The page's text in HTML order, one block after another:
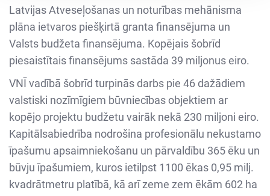
Latvijas Atveseļošanas un noturības mehānisma
plāna ietvaros piešķirtā granta finansējuma un
Valsts budžeta finansējuma. Kopējais šobrīd
piesaistītais finansējums sastāda 39 miljonus eiro.
VNĪ vadībā šobrīd turpinās darbs pie 46 dažādiem
valstiski nozīmīgiem būvniecības objektiem ar
kopējo projektu budžetu vairāk nekā 230 miljoni eiro.
Kapitālsabiedrība nodrošina profesionālu nekustamo
īpašumu apsaimniekošanu un pārvaldību 365 ēku un
būvju īpašumiem, kuros ietilpst 1100 ēkas 0,95 milj.
kvadrātmetru platībā, kā arī zeme zem ēkām 602 ha